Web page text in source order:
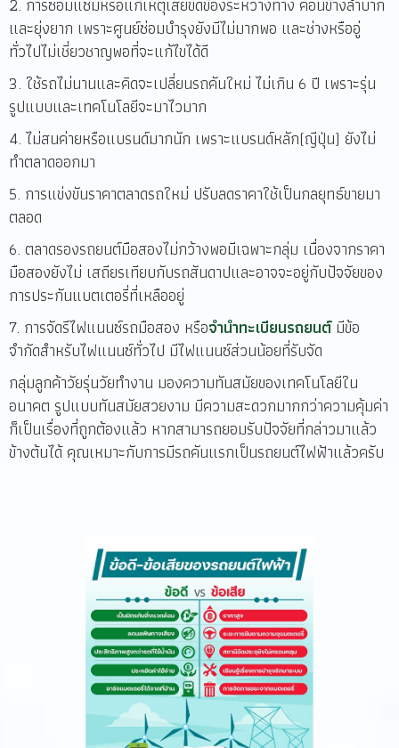
และยุ่งยาก เพราะศูนย์ซ่อมบำรุงยังมีไม่มากพอ และช่างหรืออู่
ทั่วไปไม่เชี่ยวชาญพอที่จะแก้ไขได้ดี
3. ใช้รถไม่นานและคิดจะเปลี่ยนรถคันใหม่ ไม่เกิน 6 ปี เพราะรุ่น
รูปแบบและเทคโนโลยีจะมาไวมาก
4. ไม่สนค่ายหรือแบรนด์มากนัก เพราะแบรนด์หลัก(ญีปุ่น) ยังไม่
ทำตลาดออกมา
5. การแข่งขันราคาตลาดรถใหม่ ปรับลดราคาใช้เป็นกลยุทธ์ขายมา
ตลอด
6. ตลาดรองรถยนต์มือสองไม่กว้างพอมีเฉพาะกลุ่ม เนื่องจากราคา
มือสองยังไม่ เสถียรเทียบกับรถสันดาปและอาจจะอยู่กับปัจจัยของ
การประกันแบตเตอรี่ที่เหลืออยู่
7. การจัดรีไฟแนนซ์รถมือสอง หรือจำนำทะเบียนรถยนต์มีข้อ
จำกัดสำหรับไฟแนนซ์ทั่วไป มีไฟแนนซ์ส่วนน้อยที่รับจัด
กลุ่มลูกค้าวัยรุ่นวัยทำงาน มองความทันสมัยของเทคโนโลยีใน
อนาคต รูปแบบทันสมัยสวยงาม มีความสะดวกมากกว่าความคุ้มค่า
ก็เป็นเรื่องที่ถูกต้องแล้ว หากสามารถยอมรับปัจจัยที่กล่าวมาแล้ว
ข้างต้นได้ คุณเหมาะกับการมีรถคันแรกเป็นรถยนต์ไฟฟ้าแล้วครับ